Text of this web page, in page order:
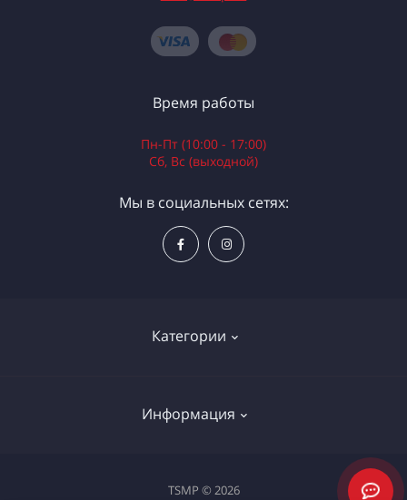
Категории
Электроинструменты
Информация
Доставка и оплата
Время работы
Пн-Пт (10:00 - 17:00)
Сб, Вс (выходной)
Мы в социальных сетях:
TSMP © 2026